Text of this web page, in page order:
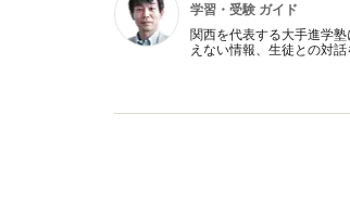
学習・受験 ガイド
関西を代表する大手進学
えない情報、生徒との対